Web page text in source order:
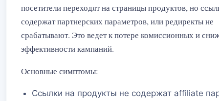
посетители переходят на страницы продуктов, но
содержат партнерских параметров, или редиректы не
срабатывают. Это ведет к потере комиссионных и
эффективности кампаний.
Основные симптомы:
Ссылки на продукты не содержат affiliate